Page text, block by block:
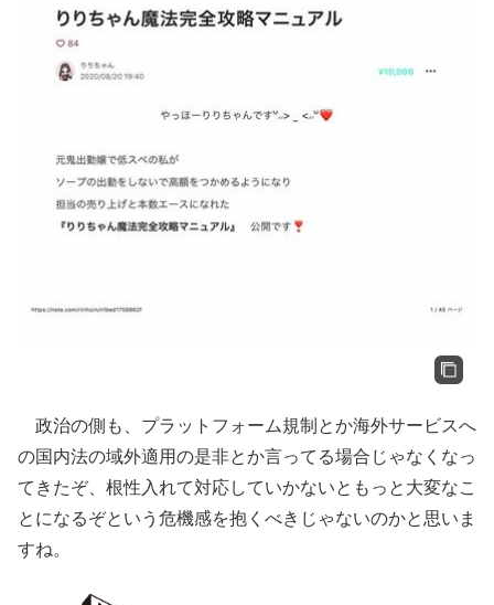
政治の側も、プラットフォーム規制とか海外サービスへ
の国内法の域外適用の是非とか言ってる場合じゃなくなっ
てきたぞ、根性入れて対応していかないともっと大変なこ
とになるぞという危機感を抱くべきじゃないのかと思いま
すね。